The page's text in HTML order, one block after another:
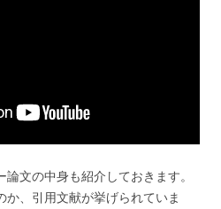
文の中身も紹介しておきます。
、引用文献が挙げられていま